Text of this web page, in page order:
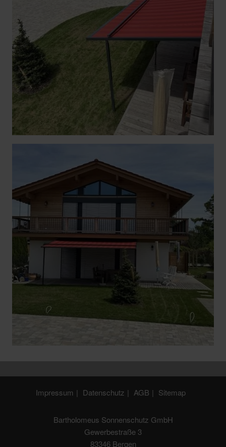
Impressum Datenschutz AGB Sitemap
Bartholomeus Sonnenschutz GmbH
Gewerbestraße 3
83346 Bergen